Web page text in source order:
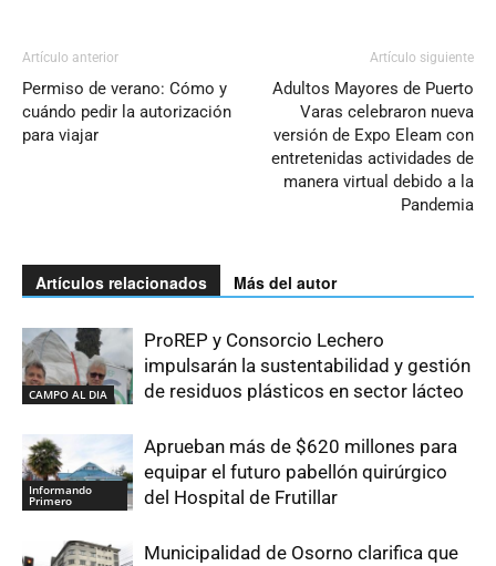
Artículo anterior
Permiso de verano: Cómo y
cuándo pedir la autorización
para viajar
Artículo siguiente
Adultos Mayores de Puerto
Varas celebraron nueva
versión de Expo Eleam con
entretenidas actividades de
manera virtual debido a la
Pandemia
Artículos relacionados Más del autor
CAMPO AL DIA
ProREP y Consorcio Lechero
impulsarán la sustentabilidad y gestión
de residuos plásticos en sector lácteo
Informando
Primero
Aprueban más de $620 millones para
equipar el futuro pabellón quirúrgico
del Hospital de Frutillar
Municipalidad de Osorno clarifica que